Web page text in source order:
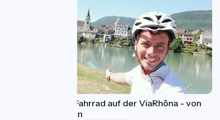
8 Tage mit dem Fahrrad auf der ViaRhôna - von
Seyssel nach Lyon